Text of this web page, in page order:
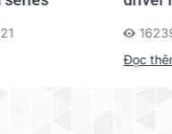
Flatbed
Đọc